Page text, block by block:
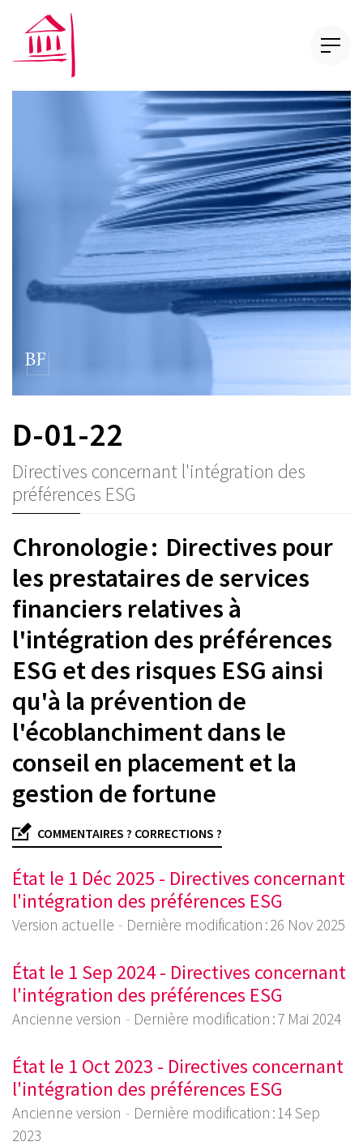
D-01-22
Directives concernant l'intégration des
préférences ESG
Chronologie : Directives pour
les prestataires de services
financiers relatives à
l'intégration des préférences
ESG et des risques ESG ainsi
qu'à la prévention de
l'écoblanchiment dans le
conseil en placement et la
gestion de fortune
COMMENTAIRES ? CORRECTIONS ?
État le 1 Déc 2025 - Directives concernant
l'intégration des préférences ESG
Version actuelle Dernière modification : 26 Nov 2025
État le 1 Sep 2024 - Directives concernant
l'intégration des préférences ESG
Ancienne version Dernière modification : 7 Mai 2024
État le 1 Oct 2023 - Directives concernant
l'intégration des préférences ESG
Ancienne version
Dernière modification : 14 Sep
2023